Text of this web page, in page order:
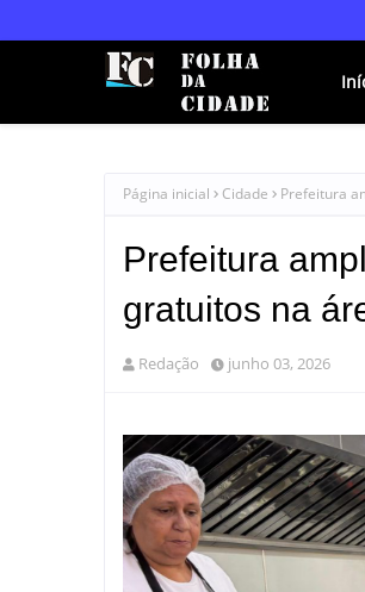
Página inicial Cidade Prefeitura
Prefeitura
gratuitos na
Redação junho 03, 2026